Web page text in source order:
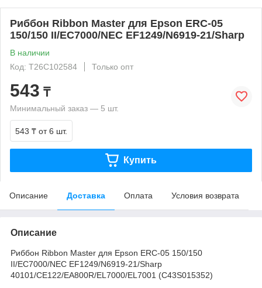
Риббон Ribbon Master для Epson ERC-05
150/150 II/EC7000/NEC EF1249/N6919-21/Sharp
В наличии
Код: T26C102584
Только опт
543 ₸
Минимальный заказ — 5 шт.
543 ₸ от 6 шт.
Купить
Описание Доставка Оплата Условия возврата
Описание
Риббон Ribbon Master для Epson ERC-05 150/150
II/EC7000/NEC EF1249/N6919-21/Sharp
40101/CE122/EA800R/EL7000/EL7001 (C43S015352)